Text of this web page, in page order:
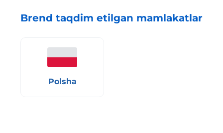
Brend taqdim etilgan mamlakatlar
Polsha